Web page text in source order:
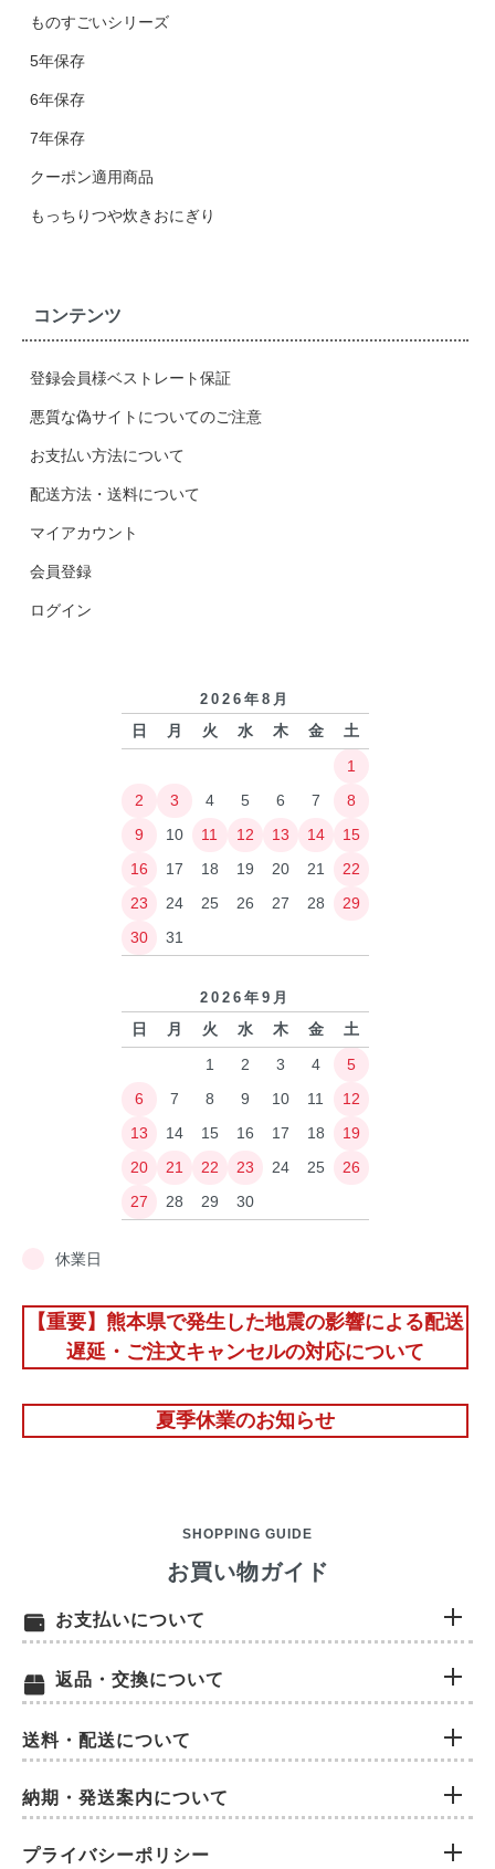
ものすごいシリーズ
5年保存
6年保存
7年保存
クーポン適用商品
もっちりつや炊きおにぎり
コンテンツ
登録会員様ベストレート保証
悪質な偽サイトについてのご注意
お支払い方法について
配送方法・送料について
マイアカウント
会員登録
ログイン
2026年8月
日 月 火 水 木 金
土
1
2
3 4 5 6 7
8
9
10 11 12 13 14
15
16
17 18 19 20 21
22
23
24 25 26 27 28
29
30
31
2026年9月
日 月 火 水 木 金
土
1
2 3 4
5
6
7 8 9 10 11
12
13
14 15 16 17 18
19
20
21 22 23 24 25
26
27
28 29 30
休業日
【重要】熊本県で発生した地震の影響による配送
遅延・ご注文キャンセルの対応について
夏季休業のお知らせ
SHOPPING GUIDE
お買い物ガイド
お支払いについて
返品・交換について
送料・配送について
納期・発送案内について
プライバシーポリシー